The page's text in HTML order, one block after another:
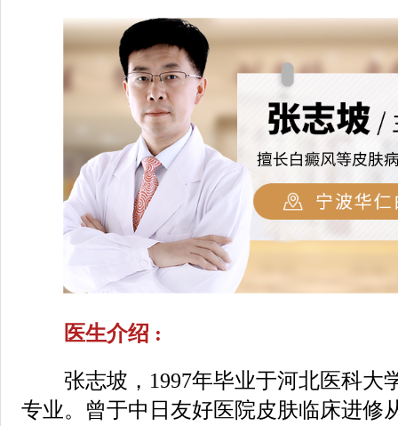
医生介绍 :
张志坡，1997年毕业于河北医科大
专业。曾于中日友好医院皮肤临床进修